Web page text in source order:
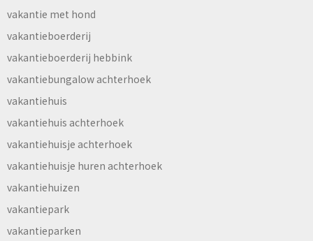
vakantie met hond
vakantieboerderij
vakantieboerderij hebbink
vakantiebungalow achterhoek
vakantiehuis
vakantiehuis achterhoek
vakantiehuisje achterhoek
vakantiehuisje huren achterhoek
vakantiehuizen
vakantiepark
vakantieparken